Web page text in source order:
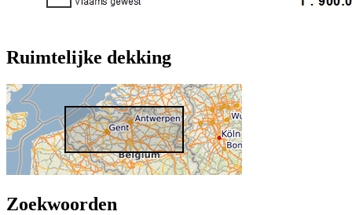
Ruimtelijke dekking
Zoekwoorden